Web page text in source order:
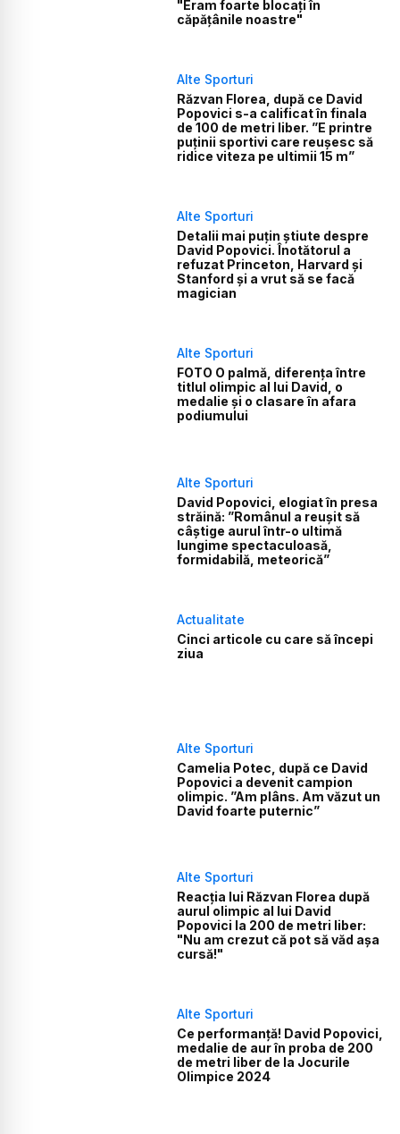
"Eram foarte blocați în
căpățânile noastre"
Alte Sporturi
Răzvan Florea, după ce David
Popovici s-a calificat în finala
de 100 de metri liber. ”E printre
puținii sportivi care reușesc să
ridice viteza pe ultimii 15 m”
Alte Sporturi
Detalii mai puțin știute despre
David Popovici. Înotătorul a
refuzat Princeton, Harvard și
Stanford și a vrut să se facă
magician
Alte Sporturi
FOTO O palmă, diferența între
titlul olimpic al lui David, o
medalie și o clasare în afara
podiumului
Alte Sporturi
David Popovici, elogiat în presa
străină: ”Românul a reușit să
câștige aurul într-o ultimă
lungime spectaculoasă,
formidabilă, meteorică”
Actualitate
Cinci articole cu care să începi
ziua
Alte Sporturi
Camelia Potec, după ce David
Popovici a devenit campion
olimpic. ”Am plâns. Am văzut un
David foarte puternic”
Alte Sporturi
Reacția lui Răzvan Florea după
aurul olimpic al lui David
Popovici la 200 de metri liber:
"Nu am crezut că pot să văd așa
cursă!"
Alte Sporturi
Ce performanță! David Popovici,
medalie de aur în proba de 200
de metri liber de la Jocurile
Olimpice 2024